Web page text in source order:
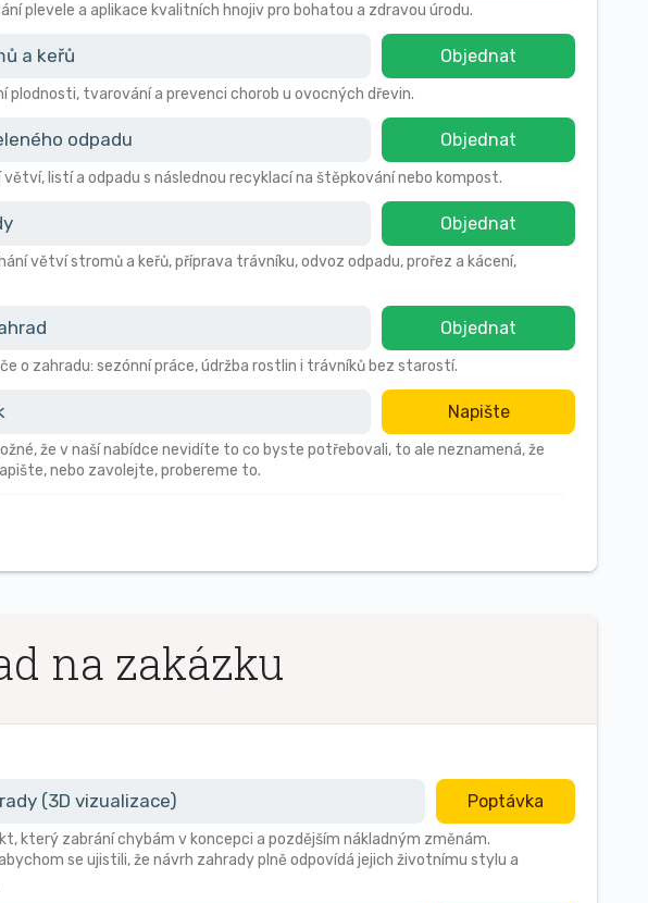
plevele a aplikace kvalitních hnojiv pro bohatou a zdravou úrodu.
a keřů Objednat
plodnosti, tvarování a prevenci chorob u ovocných dřevin.
odpadu Objednat
listí a odpadu s následnou recyklací na štěpkování nebo kompost.
Objednat
větví stromů a keřů, příprava trávníku, odvoz odpadu, prořez a kácení,
Objednat
o zahradu: sezónní práce, údržba rostlin i trávníků bez starostí.
Napište
že v naší nabídce nevidíte to co byste potřebovali, to ale neznamená, že
nebo zavolejte, probereme to.
na zakázku
(3D vizualizace) Poptávka
který zabrání chybám v koncepci a pozdějším nákladným změnám.
se ujistili, že návrh zahrady plně odpovídá jejich životnímu stylu a